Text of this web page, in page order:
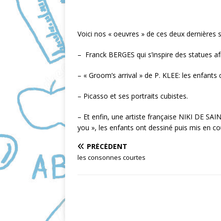
Voici nos « oeuvres » de ces deux dernières
– Franck BERGES qui s’inspire des statues
– « Groom’s arrival » de P. KLEE: les
– Picasso et ses portraits cubistes.
– Et enfin, une artiste française NIKI DE
you », les enfants ont dessiné puis mis en
PRÉCÉDENT
les consonnes courtes